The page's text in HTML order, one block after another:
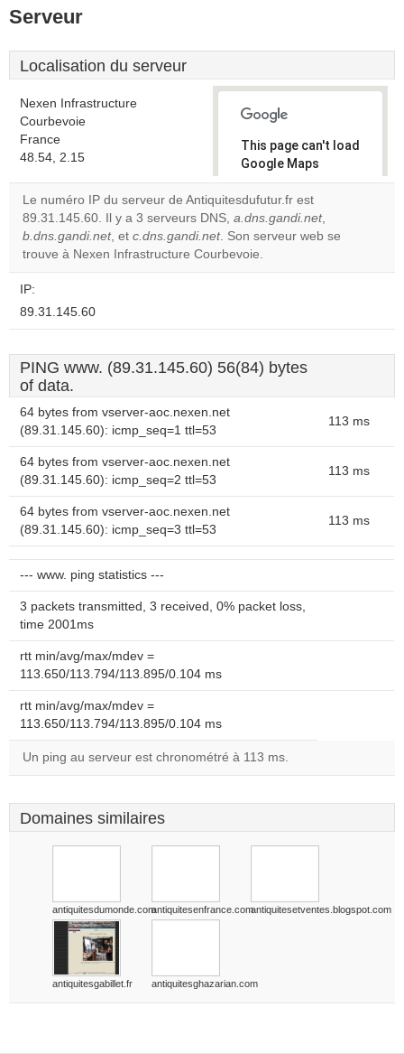
Serveur
Localisation du serveur
Nexen Infrastructure
Courbevoie
France
48.54, 2.15
This page can't load
Google Maps
correctly.
Do you
own this
website?
Le numéro IP du serveur de Antiquitesdufutur.fr est
89.31.145.60. Il y a 3 serveurs DNS, a.dns.gandi.net,
b.dns.gandi.net, et c.dns.gandi.net. Son serveur web se
trouve à Nexen Infrastructure Courbevoie.
IP:
89.31.145.60
PING www. (89.31.145.60) 56(84) bytes
of data.
64 bytes from vserver-aoc.nexen.net
(89.31.145.60): icmp_seq=1 ttl=53
113 ms
64 bytes from vserver-aoc.nexen.net
(89.31.145.60): icmp_seq=2 ttl=53
113 ms
64 bytes from vserver-aoc.nexen.net
(89.31.145.60): icmp_seq=3 ttl=53
113 ms
--- www. ping statistics ---
3 packets transmitted, 3 received, 0% packet loss,
time 2001ms
rtt min/avg/max/mdev =
113.650/113.794/113.895/0.104 ms
rtt min/avg/max/mdev =
113.650/113.794/113.895/0.104 ms
Un ping au serveur est chronométré à 113 ms.
Domaines similaires
antiquitesdumonde.comantiquitesenfrance.comantiquitesetventes.blogspot.com
antiquitesgabillet.fr antiquitesghazarian.com